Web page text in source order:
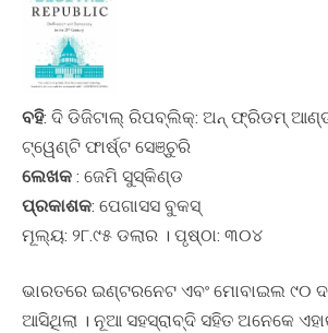
ବହି: ଦି ଡିଜିଟାଲ୍ ରିପବ୍ଲିକ୍: ଅନ୍ ଫ୍ରିଡମ୍
ଟ୍ୱେଣ୍ଟି ଫାର୍ଷ୍ଟ ସେଞ୍ଚୁରି
ଲେଖକ : ଜେମି ସୁସ୍କିଣ୍ଡ
ପ୍ରକାଶକ: ପେଗାସସ ବୁକସ୍
ମୂଲ୍ୟ: ୨୮.୯୫ ଡଲାର । ପୃଷ୍ଠା: ୩୦୪
ଭାରତରେ ଇଣ୍ଟରନେଟ ଏବଂ ମୋବାଇଲ ୯୦
ଆସିଥିଲା । ନୂଆ ସହସ୍ରାବ୍ଦି ସହିତ ଅନେକେ